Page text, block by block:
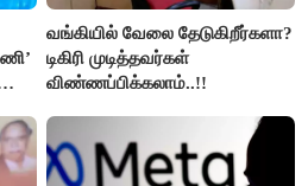
வங்கியில் வேலை தேடுகிறீர்களா?
டிகிரி முடித்தவர்கள்
விண்ணப்பிக்கலாம்..!!